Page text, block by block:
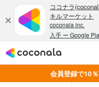
会員登録で10